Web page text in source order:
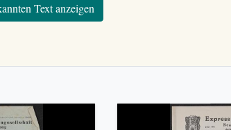
Text anzeigen